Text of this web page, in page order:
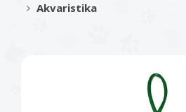
Akvaristika